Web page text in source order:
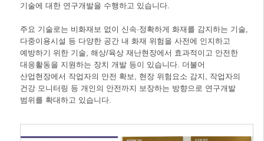
기술에 대한 연구개발을 수행하고 있습니다.
주요 기술로는 비화재보 없이 신속·정확하게 화재를 감지하는 기술,
다중이용시설 등 다양한 공간 내 화재 위험을 사전에 인지하고
예방하기 위한 기술, 해상/육상 재난현장에서 효과적이고 안전한
대응활동을 지원하는 장치 개발 등이 있습니다. 더불어
산업현장에서 작업자의 안전 확보, 현장 위험요소 감지, 작업자의
건강 모니터링 등 개인의 안전까지 보장하는 방향으로 연구개발
범위를 확대하고 있습니다.